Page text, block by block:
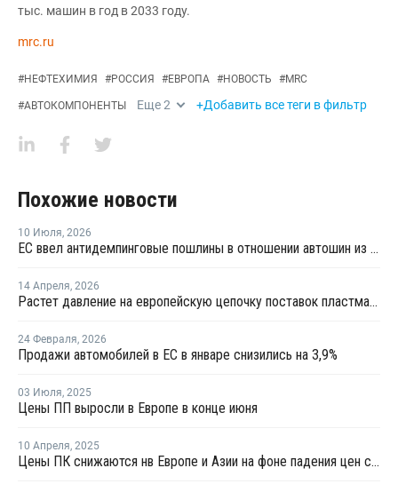
тыс. машин в год в 2033 году.
mrc.ru
#НЕФТЕХИМИЯ #РОССИЯ #ЕВРОПА #НОВОСТЬ #MRC
#АВТОКОМПОНЕНТЫ Еще2 +Добавить все теги в фильтр
Похожие новости
10 Июля, 2026
ЕС ввел антидемпинговые пошлины в отношении автошин из КНР
14 Апреля, 2026
Растет давление на европейскую цепочку поставок пластмасс
24 Февраля, 2026
Продажи автомобилей в ЕС в январе снизились на 3,9%
03 Июля, 2025
Цены ПП выросли в Европе в конце июня
10 Апреля, 2025
Цены ПК снижаются нв Европе и Азии на фоне падения цен сырья